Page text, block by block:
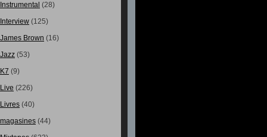
Instrumental (28)
Interview (125)
James Brown (16)
Jazz (53)
K7 (9)
Live (226)
Livres (40)
magasines (44)